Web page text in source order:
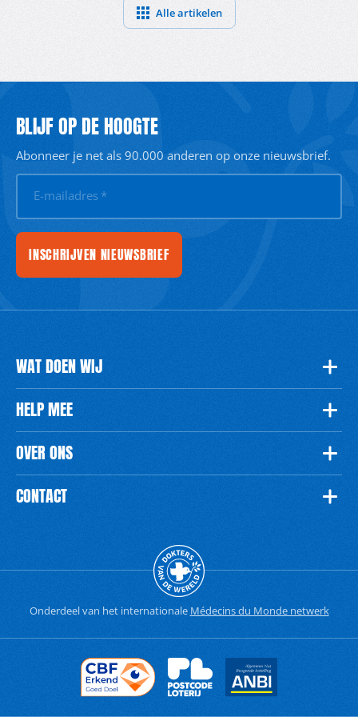
Alle artikelen
BLIJF OP DE HOOGTE
Abonneer je net als 90.000 anderen op onze nieuwsbrief.
E-mailadres *
INSCHRIJVEN NIEUWSBRIEF
WAT DOEN WIJ
HELP MEE
OVER ONS
CONTACT
Onderdeel van het internationale Médecins du Monde netwerk